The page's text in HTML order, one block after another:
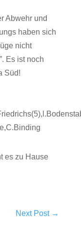
Abwehr und
haben sich
nicht
Es ist noch
Süd!
es zu Hause
Next Post→